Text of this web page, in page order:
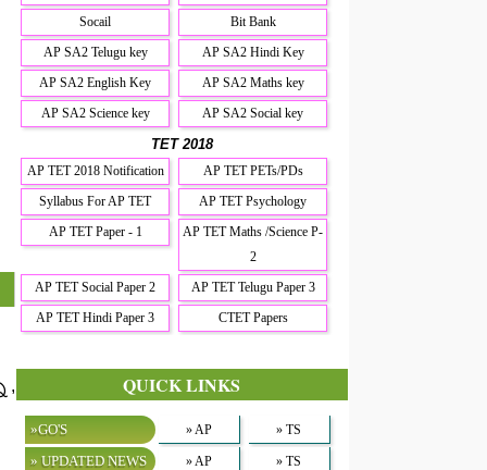
,
Socail
Bit Bank
AP SA2 Telugu key
AP SA2 Hindi Key
AP SA2 English Key
AP SA2 Maths key
AP SA2 Science key
AP SA2 Social key
TET 2018
AP TET 2018 Notification
AP TET PETs/PDs
Syllabus For AP TET
AP TET Psychology
AP TET Paper - 1
AP TET Maths /Science P-
2
AP TET Social Paper 2
AP TET Telugu Paper 3
AP TET Hindi Paper 3
CTET Papers
QUICK LINKS
»GO'S » AP » TS
» UPDATED NEWS » AP » TS